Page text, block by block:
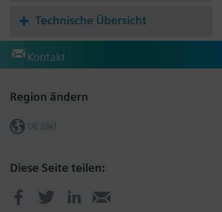
Technische Übersicht
Kontakt
Diese Seite teilen:
Region ändern
DE (de)